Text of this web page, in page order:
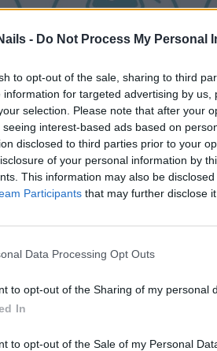
- Do Not Process My Personal
to opt-out of the sale, sharing to third
information for targeted advertising by
selection. Please note that after your
seeing interest-based ads based on
disclosed to third parties prior to your
of your personal information by
This information may also be
Participants that may further disclose
Data Processing Opt Outs
to opt-out of the Sharing of my personal
In
to opt-out of the Sale of my Personal
Aloha Gift Box –
των άκρων σας,
σειράAloha Gift Boxesμε
✨ Premium
💖 Αξεσουάρ